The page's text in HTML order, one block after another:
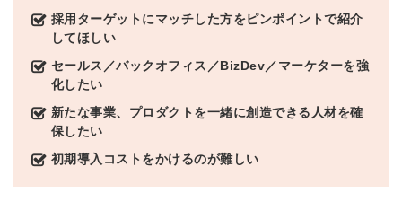
採用ターゲットにマッチした方をピンポイントで紹介
してほしい
セールス／バックオフィス／BizDev／マーケターを強
化したい
新たな事業、プロダクトを一緒に創造できる人材を確
保したい
初期導入コストをかけるのが難しい
許可なく投稿すること
はありません